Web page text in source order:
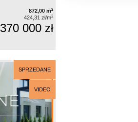
872,00 m2
424,31 zł/m2
370 000 zł
SPRZEDANE
VIDEO